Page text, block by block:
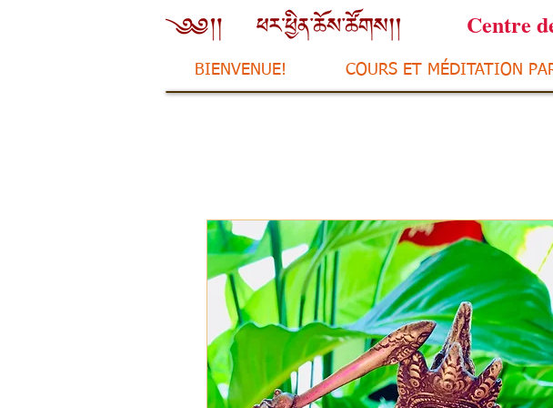
Centre
BIENVENUE! COURS ET MÉDITATION